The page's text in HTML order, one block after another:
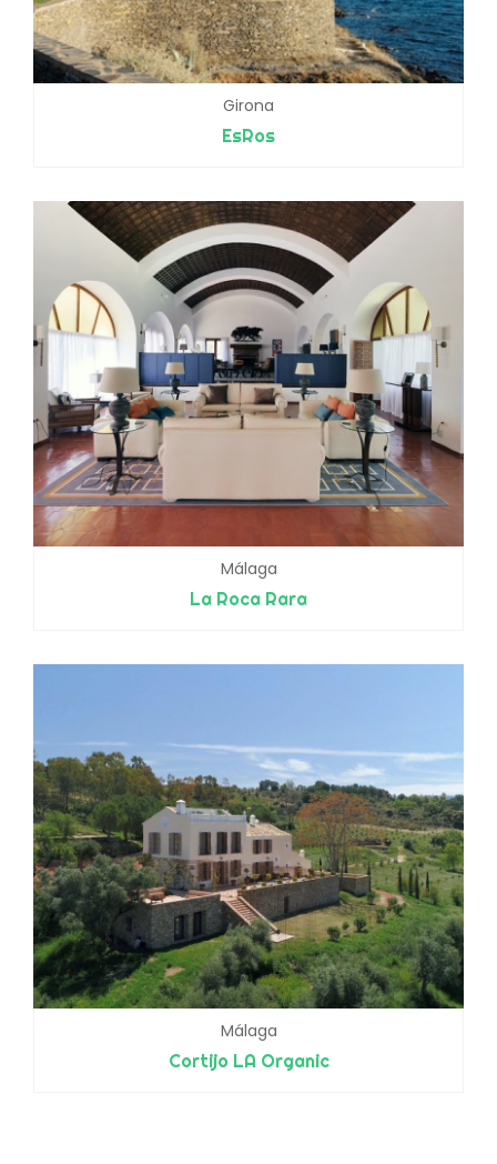
Girona
EsRos
Málaga
La Roca Rara
Málaga
Cortijo LA Organic